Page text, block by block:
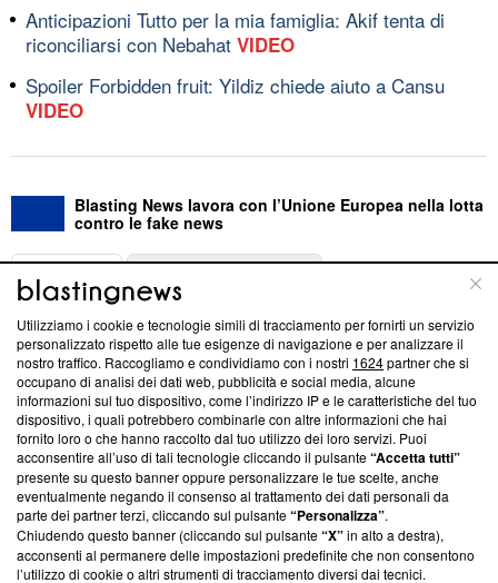
Anticipazioni Tutto per la mia famiglia: Akif tenta di
riconciliarsi con Nebahat VIDEO
Spoiler Forbidden fruit: Yildiz chiede aiuto a Cansu
VIDEO
Blasting News lavora con l’Unione Europea nella lotta
contro le fake news
ABOUT
Questa sezione offre informazioni trasparenti su Blasting
News, sui nostri processi editoriali e su come ci impegniamo a
creare news di qualità. Inoltre, afferma la nostra aderenza a
‘Trust Project - News with Integrity’Blasting News non è
ancora membro del programma, ma ha richiesto di farne
parte; Trust Project non ha ancora effettuato una verifica di
conformità agli standard.
Su di noi
Team editoriale
Utilizziamo i cookie e tecnologie simili di tracciamento per fornirti un servizio
personalizzato rispetto alle tue esigenze di navigazione e per analizzare il
nostro traffico. Raccogliamo e condividiamo con i nostri 1624partner che si
occupano di analisi dei dati web, pubblicità e social media, alcune
informazioni sul tuo dispositivo, come l’indirizzo IP e le caratteristiche del tuo
dispositivo, i quali potrebbero combinarle con altre informazioni che hai
fornito loro o che hanno raccolto dal tuo utilizzo dei loro servizi. Puoi
acconsentire all’uso di tali tecnologie cliccando il pulsante“Accetta tutti”
presente su questo banner oppure personalizzare le tue scelte, anche
eventualmente negando il consenso al trattamento dei dati personali da
parte dei partner terzi, cliccando sul pulsante“Personalizza”.
Chiudendo questo banner (cliccando sul pulsante“X”in alto a destra),
acconsenti al permanere delle impostazioni predefinite che non consentono
l’utilizzo di cookie o altri strumenti di tracciamento diversi dai tecnici.